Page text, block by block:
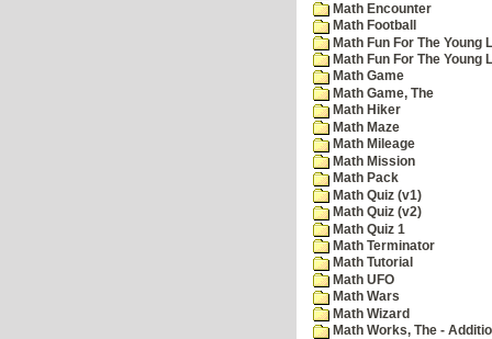
Math Encounter
Math Football
Math Fun For The Young
Math Fun For The Young
Math Game
Math Game, The
Math Hiker
Math Maze
Math Mileage
Math Mission
Math Pack
Math Quiz (v1)
Math Quiz (v2)
Math Quiz 1
Math Terminator
Math Tutorial
Math UFO
Math Wars
Math Wizard
Math Works, The -